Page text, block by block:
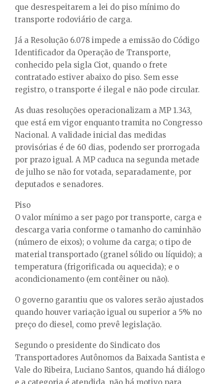
que desrespeitarem a lei do piso mínimo do
transporte rodoviário de carga.
Já a Resolução 6.078 impede a emissão do Código
Identificador da Operação de Transporte,
conhecido pela sigla Ciot, quando o frete
contratado estiver abaixo do piso. Sem esse
registro, o transporte é ilegal e não pode circular.
As duas resoluções operacionalizam a MP 1.343,
que está em vigor enquanto tramita no Congresso
Nacional. A validade inicial das medidas
provisórias é de 60 dias, podendo ser prorrogada
por prazo igual. A MP caduca na segunda metade
de julho se não for votada, separadamente, por
deputados e senadores.
Piso
O valor mínimo a ser pago por transporte, carga e
descarga varia conforme o tamanho do caminhão
(número de eixos); o volume da carga; o tipo de
material transportado (granel sólido ou líquido); a
temperatura (frigorificada ou aquecida); e o
acondicionamento (em contêiner ou não).
O governo garantiu que os valores serão ajustados
quando houver variação igual ou superior a 5% no
preço do diesel, como prevê legislação.
Segundo o presidente do Sindicato dos
Transportadores Autônomos da Baixada Santista e
Vale do Ribeira, Luciano Santos, quando há diálogo
e a categoria é atendida, não há motivo para